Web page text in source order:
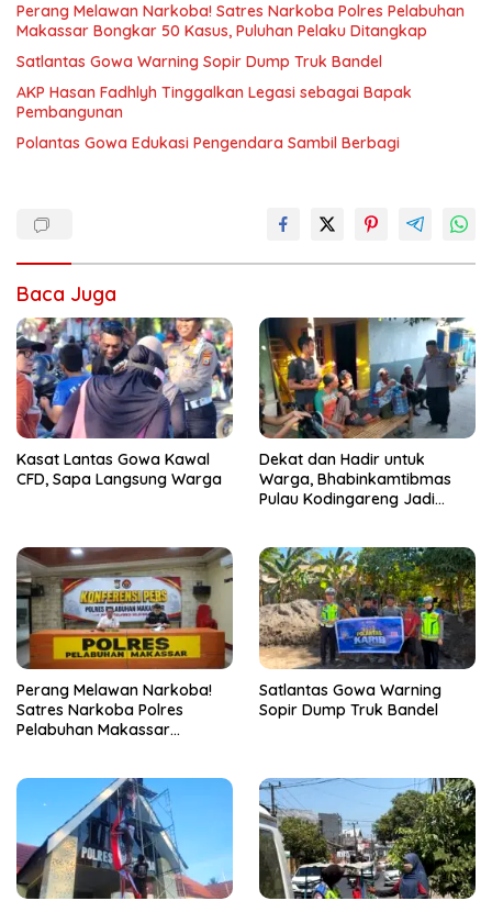
Perang Melawan Narkoba! Satres Narkoba Polres Pelabuhan
Makassar Bongkar 50 Kasus, Puluhan Pelaku Ditangkap
Satlantas Gowa Warning Sopir Dump Truk Bandel
AKP Hasan Fadhlyh Tinggalkan Legasi sebagai Bapak
Pembangunan
Polantas Gowa Edukasi Pengendara Sambil Berbagi
Baca Juga
Kasat Lantas Gowa Kawal
CFD, Sapa Langsung Warga
Dekat dan Hadir untuk
Warga, Bhabinkamtibmas
Pulau Kodingareng Jadi
Perang Melawan Narkoba!
Satres Narkoba Polres
Pelabuhan Makassar
Satlantas Gowa Warning
Sopir Dump Truk Bandel